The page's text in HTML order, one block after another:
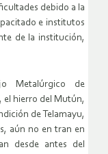
debido a la
e institutos
de la institución,
Metalúrgico de
el hierro del Mutún,
de Telamayu,
aún no en tran en
desde antes del